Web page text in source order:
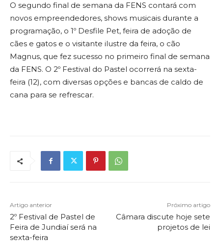
O segundo final de semana da FENS contará com
novos empreendedores, shows musicais durante a
programação, o 1º Desfile Pet, feira de adoção de
cães e gatos e o visitante ilustre da feira, o cão
Magnus, que fez sucesso no primeiro final de semana
da FENS. O 2º Festival do Pastel ocorrerá na sexta-
feira (12), com diversas opções e bancas de caldo de
cana para se refrescar.
Artigo anterior
2º Festival de Pastel de
Feira de Jundiaí será na
sexta-feira
Próximo artigo
Câmara discute hoje sete
projetos de lei